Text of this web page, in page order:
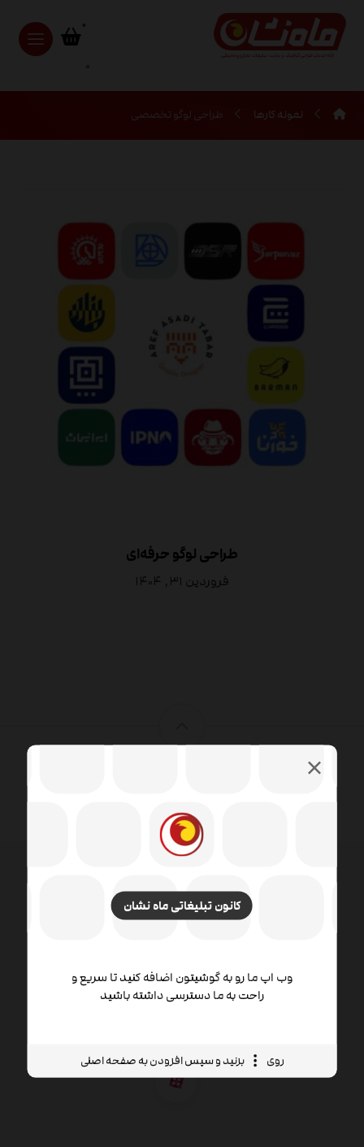
کانون تبلیغاتی ماه نشان
وب اپ ما رو به گوشیتون اضافه کنید تا سریع و
راحت به ما دسترسی داشته باشید
روی بزنید و سپس افزودن به صفحه اصلی
نمونه کارها طراحی لوگو تخصصی
طراحی لوگو حرفه‌ای
فروردین ۳۱, ۱۴۰۴
طراحی وب شامل مهارت ها و رشته های مختلفی در زمینه
نویسندگی از جمله کد استاندارد و نرم افزار اختصاصی ،
طراحی تجربه کاربر است.